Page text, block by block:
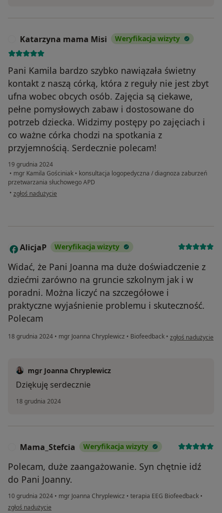
Katarzyna mama Misi Weryfikacja wizyty
Pani Kamila bardzo szybko nawiązała świetny
kontakt z naszą córką, która z reguły nie jest zbyt
ufna wobec obcych osób. Zajęcia są ciekawe,
pełne pomysłowych zabaw i dostosowane do
potrzeb dziecka. Widzimy postępy po zajęciach i
co ważne córka chodzi na spotkania z
przyjemnością. Serdecznie polecam!
19 grudnia 2024
• mgr Kamila Gościniak • konsultacja logopedyczna / diagnoza zaburzeń
przetwarzania słuchowego APD
• w opinii użytkownika Katarzyna mama Misi
zgłoś nadużycie
A AlicjaP Weryfikacja wizyty
Widać, że Pani Joanna ma duże doświadczenie z
dziećmi zarówno na gruncie szkolnym jak i w
poradni. Można liczyć na szczegółowe i
praktyczne wyjaśnienie problemu i skuteczność.
Polecam
18 grudnia 2024 • mgr Joanna Chryplewicz • Biofeedback • w opinii
zgłoś nadużycie
mgr Joanna Chryplewicz
Dziękuję serdecznie
18 grudnia 2024
Mama_Stefcia Weryfikacja wizyty
Polecam, duże zaangażowanie. Syn chętnie idź
do Pani Joanny.
10 grudnia 2024 • mgr Joanna Chryplewicz • terapia EEG Biofeedback •
w opinii użytkownika Mama_Stefcia
zgłoś nadużycie